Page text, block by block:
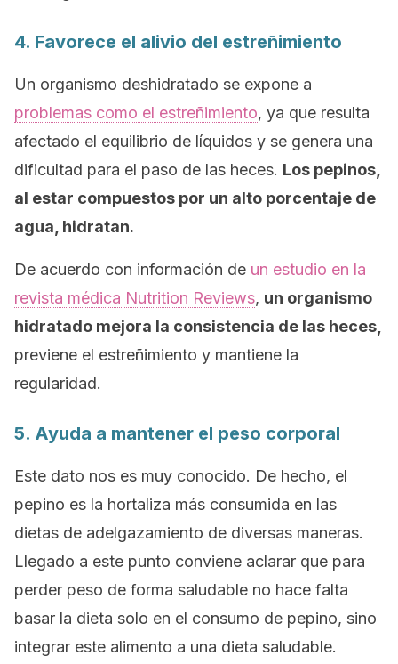
4. Favorece el alivio del estreñimiento
Un organismo deshidratado se expone a
problemas como el estreñimiento, ya que resulta
afectado el equilibrio de líquidos y se genera una
dificultad para el paso de las heces. Los pepinos,
al estar compuestos por un alto porcentaje de
agua, hidratan.
De acuerdo con información de un estudio en la
revista médica Nutrition Reviews, un organismo
hidratado mejora la consistencia de las heces,
previene el estreñimiento y mantiene la
regularidad.
5. Ayuda a mantener el peso corporal
Este dato nos es muy conocido. De hecho, el
pepino es la hortaliza más consumida en las
dietas de adelgazamiento de diversas maneras.
Llegado a este punto conviene aclarar que para
perder peso de forma saludable no hace falta
basar la dieta solo en el consumo de pepino, sino
integrar este alimento a una dieta saludable.